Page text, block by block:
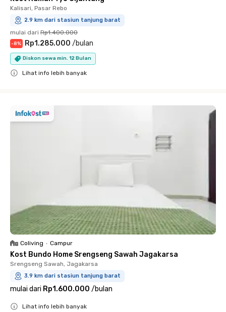
Kalisari, Pasar Rebo
2.9 km dari stasiun tanjung barat
mulai dari Rp1.400.000
-8% Rp1.285.000 /bulan
Diskon sewa min. 12 Bulan
Lihat info lebih banyak
Coliving • Campur
Kost Bundo Home Srengseng Sawah Jagakarsa
Srengseng Sawah, Jagakarsa
3.9 km dari stasiun tanjung barat
mulai dari Rp1.600.000 /bulan
Lihat info lebih banyak